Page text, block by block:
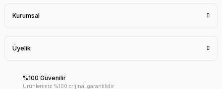
Kurumsal
Üyelik
%100 Güvenilir
Ürünlerimiz %100 orijinal garantilidir.